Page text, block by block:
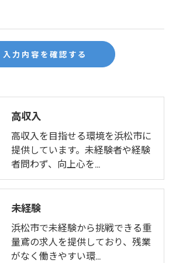
、お電話でお問合せ下さい。
高収入
高収入を目指せる環境を浜松市に
提供しています。未経験者や経験
者問わず、向上心を…
未経験
浜松市で未経験から挑戦できる重
量鳶の求人を提供しており、残業
がなく働きやすい環…